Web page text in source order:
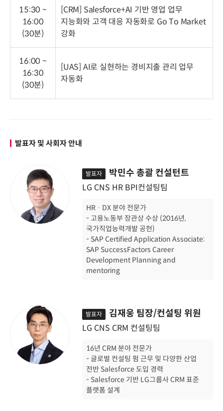
15:30 ~
16:00
(30분)
[CRM] Salesforce+AI 기반 영업 업무
지능화와 고객 대응 자동화로 Go To Market
강화
16:00 ~
16:30
(30분)
[UAS] AI로 실현하는 경비지출 관리 업무
자동화
발표자 및 사회자 안내
발표자 박민수 총괄 컨설턴트
LG CNS HR BPI컨설팅팀
HR · DX 분야 전문가
- 고용노동부 장관상 수상 (2016년,
국가직업능력개발 공헌)
- SAP Certified Application Associate:
SAP SuccessFactors Career
Development Planning and
mentoring
발표자 김재웅 팀장/컨설팅 위원
LG CNS CRM 컨설팅팀
16년 CRM 분야 전문가
- 글로벌 컨설팅 펌 근무 및 다양한 산업
전반 Salesforce 도입 경력
- Salesforce 기반 LG그룹사 CRM 표준
플랫폼 설계